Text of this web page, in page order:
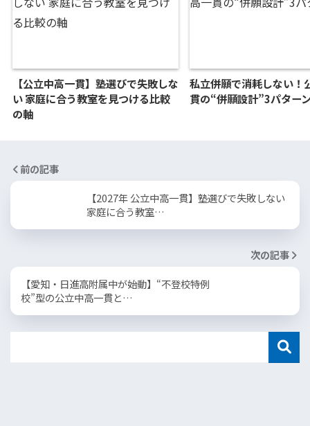
【公立中高一貫】塾選びで失敗しな
い 家庭に合う教室を見つける比較
の軸
私立併願で消耗しない！
貫の“併願設計”3パター
前の記事
【2027年 公立中高一貫】塾選びで失敗しない
家庭に合う教室…
次の記事
【愛知・日進高附属中が始動】“不登校特例
校”型の公立中高一貫と…